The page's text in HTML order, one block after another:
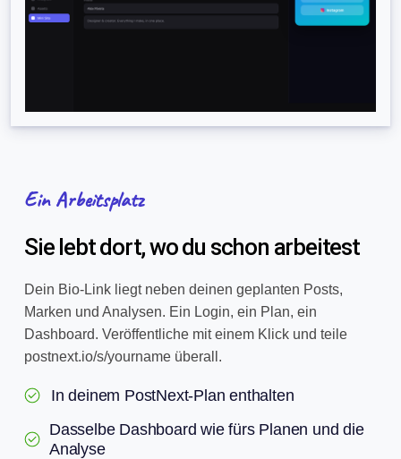
Ein Arbeitsplatz
Sie lebt dort, wo du schon arbeitest
Dein Bio-Link liegt neben deinen geplanten Posts,
Marken und Analysen. Ein Login, ein Plan, ein
Dashboard. Veröffentliche mit einem Klick und teile
postnext.io/s/yourname überall.
In deinem PostNext-Plan enthalten
Dasselbe Dashboard wie fürs Planen und die
Analyse